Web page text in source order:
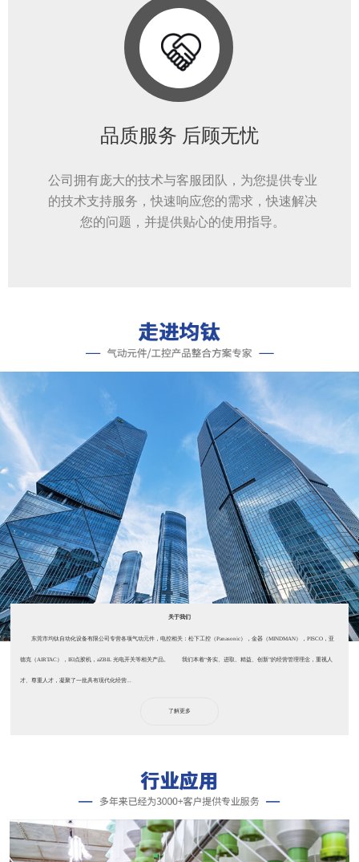
品质服务 后顾无忧
公司拥有庞大的技术与客服团队，为您提供专业
的技术支持服务，快速响应您的需求，快速解决
您的问题，并提供贴心的使用指导。
关于我们
东莞市均钛自动化设备有限公司专营各项气动元件，电控相关：松下工控（Panasonic），金器（MINDMAN），PISCO，亚
德克（AIRTAC），IEI点胶机，aZBIL 光电开关等相关产品。 我们本着“务实、进取、精益、创新”的经营管理理念，重视人
才、尊重人才，凝聚了一批具有现代化经营...
了解更多